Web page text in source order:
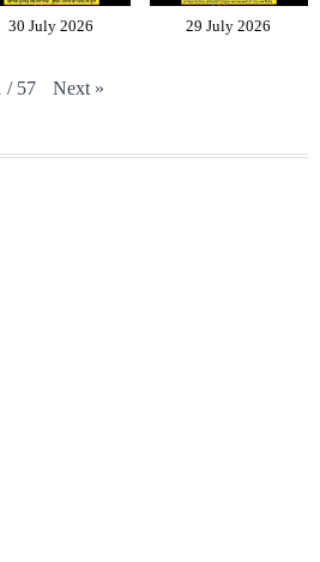
30 July 2026 29 July 2026
/ 57 Next »